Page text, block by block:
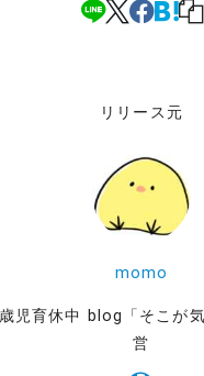
リリース元
momo
児育休中 blog「そこが
営